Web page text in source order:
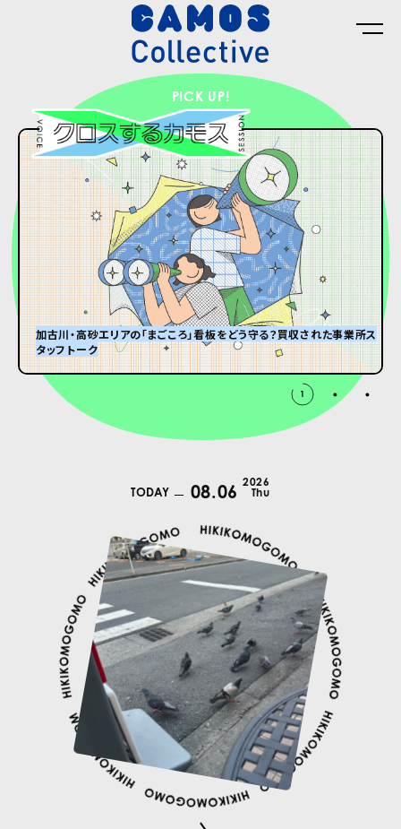
PICK UP!
加古川・高砂エリアの「まごころ」看板をどう守る？買収された事業所ス
タッフトーク
グランパはオズウェル・E・スペンサー
#8 ひんやり冷たい大きなダンボール箱が届くまで。
2
TODAY 08.06 2026
Thu